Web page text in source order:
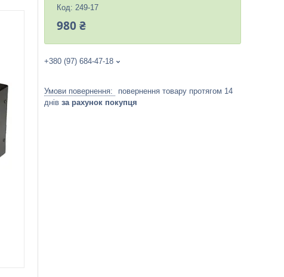
Код: 249-17
980 ₴
+380 (97) 684-47-18
повернення товару протягом 14
днів за рахунок покупця